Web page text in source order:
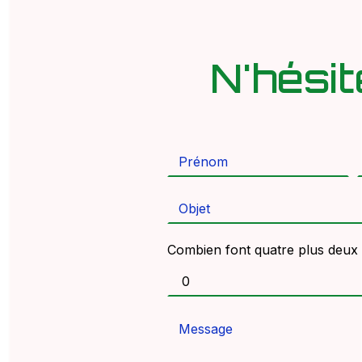
Combien font quatre plus deux